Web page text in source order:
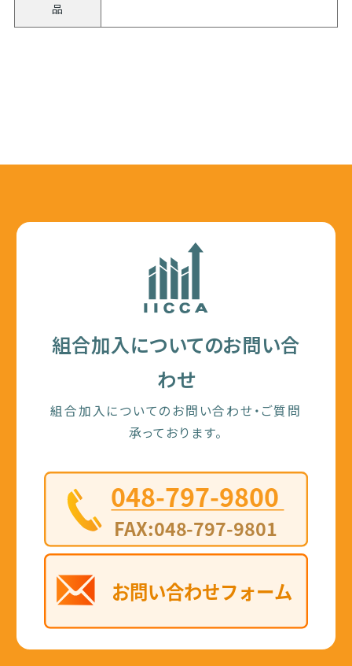
品
組合加入についてのお問い合
わせ
組合加入についてのお問い合わせ・ご質問
承っております。